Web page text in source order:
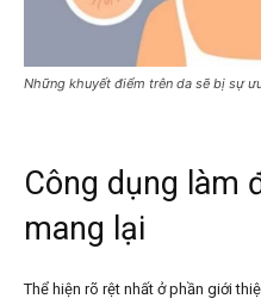
Những khuyết điểm trên da sẽ bị sự
Công dụng làm
mang lại
Thể hiện rõ rệt nhất ở phần giới